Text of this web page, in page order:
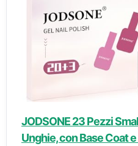
JODSONE 23 Pezzi
Unghie, con Base Coat